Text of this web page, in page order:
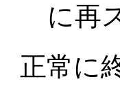
に再
正常に